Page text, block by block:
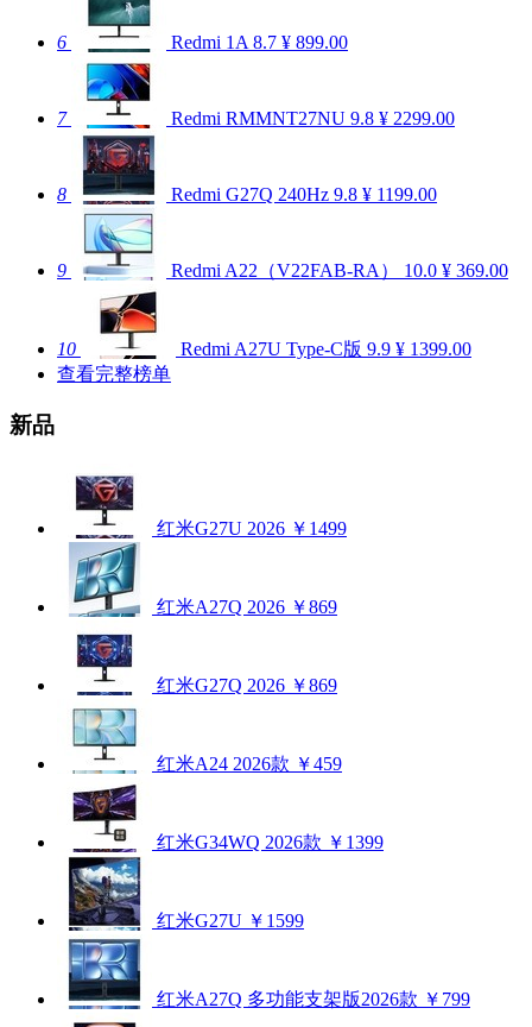
6 Redmi 1A 8.7 ¥ 899.00
7 Redmi RMMNT27NU 9.8 ¥ 2299.00
8 Redmi G27Q 240Hz 9.8 ¥ 1199.00
9 Redmi A22（V22FAB-RA） 10.0 ¥ 369.00
10 Redmi A27U Type-C版 9.9 ¥ 1399.00
查看完整榜单
新品
红米G27U 2026 ￥1499
红米A27Q 2026 ￥869
红米G27Q 2026 ￥869
红米A24 2026款 ￥459
红米G34WQ 2026款 ￥1399
红米G27U ￥1599
红米A27Q 多功能支架版2026款 ￥799